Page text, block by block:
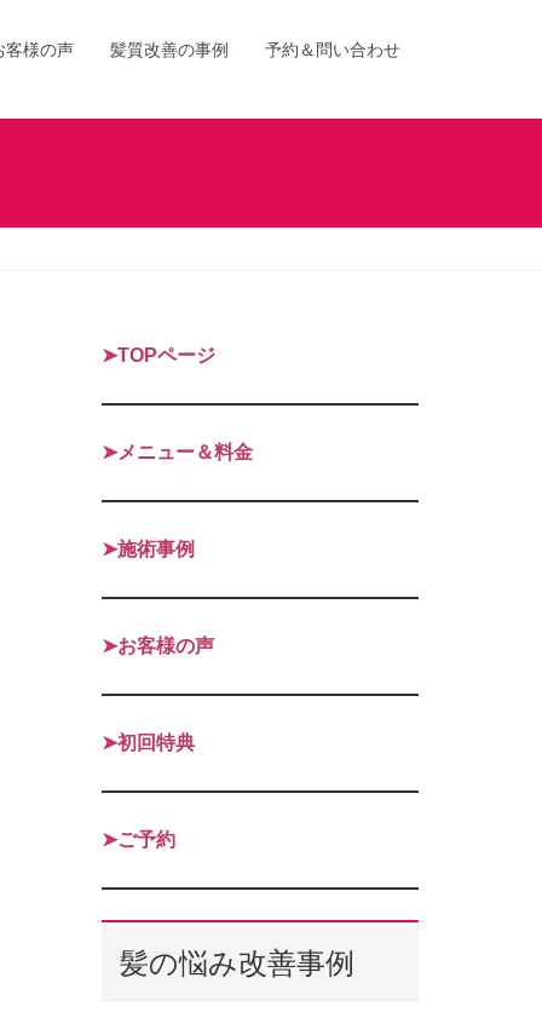
客様の声 髪質改善の事例 予約＆問い合わせ
➤TOPページ
➤メニュー＆料金
➤施術事例
➤お客様の声
➤初回特典
➤ご予約
髪の悩み改善事例